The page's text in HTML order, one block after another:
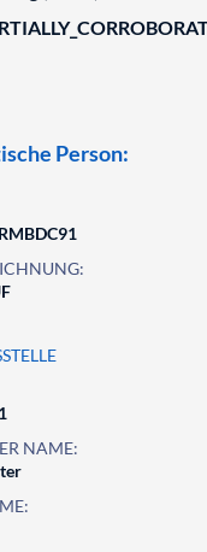
Person:
NAME: